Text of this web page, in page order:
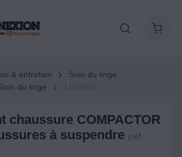
& entretien
Soin du linge
du linge
chaussure COMPACTOR
à suspendre (réf :